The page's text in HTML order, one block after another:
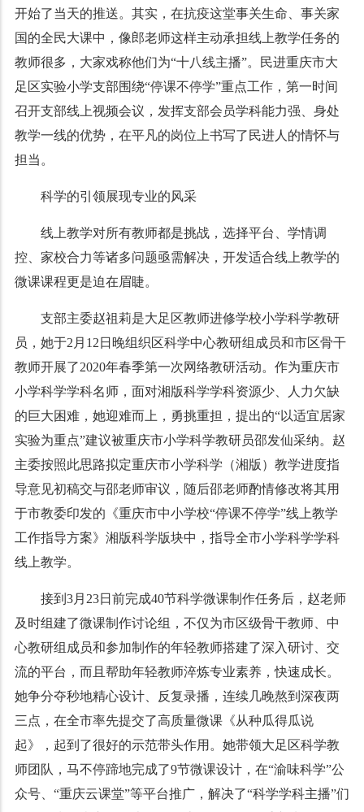
开始了当天的推送。其实，在抗疫这堂事关生命、事关家
国的全民大课中，像郎老师这样主动承担线上教学任务的
教师很多，大家戏称他们为“十八线主播”。民进重庆市大
足区实验小学支部围绕“停课不停学”重点工作，第一时间
召开支部线上视频会议，发挥支部会员学科能力强、身处
教学一线的优势，在平凡的岗位上书写了民进人的情怀与
担当。
科学的引领展现专业的风采
线上教学对所有教师都是挑战，选择平台、学情调
控、家校合力等诸多问题亟需解决，开发适合线上教学的
微课课程更是迫在眉睫。
支部主委赵祖莉是大足区教师进修学校小学科学教研
员，她于2月12日晚组织区科学中心教研组成员和市区骨干
教师开展了2020年春季第一次网络教研活动。作为重庆市
小学科学学科名师，面对湘版科学学科资源少、人力欠缺
的巨大困难，她迎难而上，勇挑重担，提出的“以适宜居家
实验为重点”建议被重庆市小学科学教研员邵发仙采纳。赵
主委按照此思路拟定重庆市小学科学（湘版）教学进度指
导意见初稿交与邵老师审议，随后邵老师酌情修改将其用
于市教委印发的《重庆市中小学校“停课不停学”线上教学
工作指导方案》湘版科学版块中，指导全市小学科学学科
线上教学。
接到3月23日前完成40节科学微课制作任务后，赵老师
及时组建了微课制作讨论组，不仅为市区级骨干教师、中
心教研组成员和参加制作的年轻教师搭建了深入研讨、交
流的平台，而且帮助年轻教师淬炼专业素养，快速成长。
她争分夺秒地精心设计、反复录播，连续几晚熬到深夜两
三点，在全市率先提交了高质量微课《从种瓜得瓜说
起》，起到了很好的示范带头作用。她带领大足区科学教
师团队，马不停蹄地完成了9节微课设计，在“渝味科学”公
众号、“重庆云课堂”等平台推广，解决了“科学学科主播”们